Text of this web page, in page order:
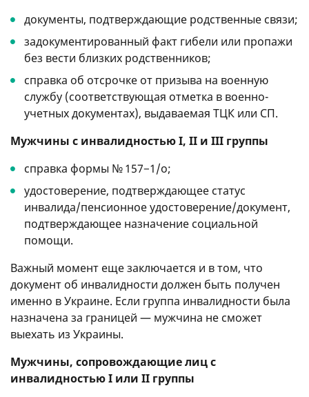
документы, подтверждающие родственные связи;
задокументированный факт гибели или пропажи
без вести близких родственников;
справка об отсрочке от призыва на военную
службу (соответствующая отметка в военно-
учетных документах), выдаваемая ТЦК или СП.
Мужчины с инвалидностью I, II и III группы
справка формы № 157−1/о;
удостоверение, подтверждающее статус
инвалида/пенсионное удостоверение/документ,
подтверждающее назначение социальной
помощи.
Важный момент еще заключается и в том, что
документ об инвалидности должен быть получен
именно в Украине. Если группа инвалидности была
назначена за границей — мужчина не сможет
выехать из Украины.
Мужчины, сопровождающие лиц с
инвалидностью I или II группы